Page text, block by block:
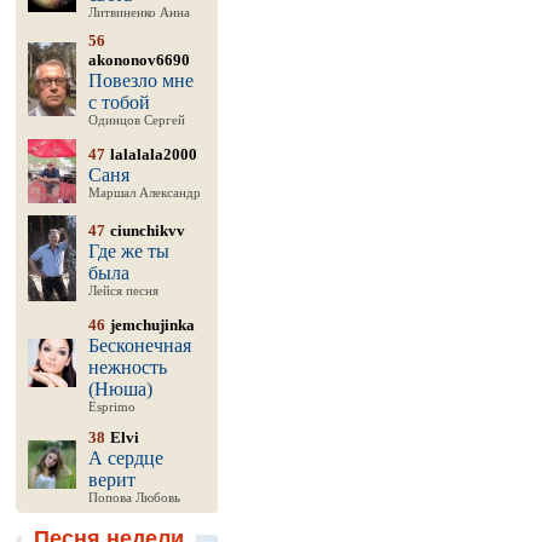
Литвиненко Анна
56
akononov6690
Повезло мне
с тобой
Одинцов Сергей
47 lalalala2000
Саня
Маршал Александр
47 ciunchikvv
Где же ты
была
Лейся песня
46 jemchujinka
Бесконечная
нежность
(Нюша)
Esprimo
38 Elvi
А сердце
верит
Попова Любовь